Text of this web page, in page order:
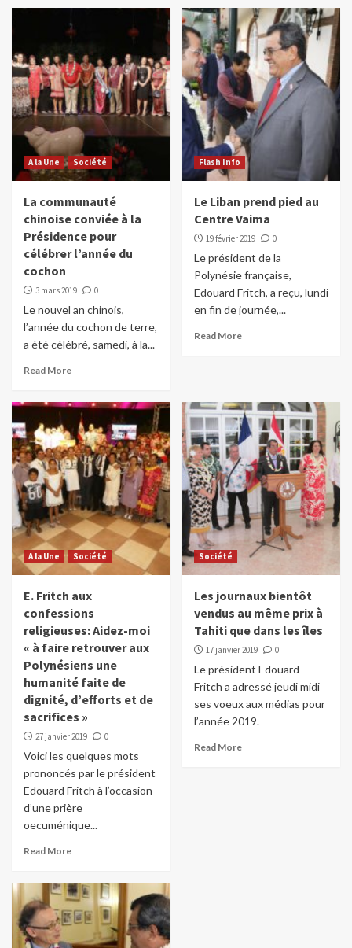
A la Une Société
La communauté
chinoise conviée à la
Présidence pour
célébrer l’année du
cochon
3 mars 2019 0
Le nouvel an chinois,
l’année du cochon de terre,
a été célébré, samedi, à la...
Read More
Flash Info
Le Liban prend pied au
Centre Vaima
19 février 2019 0
Le président de la
Polynésie française,
Edouard Fritch, a reçu, lundi
en fin de journée,...
Read More
A la Une Société
E. Fritch aux
confessions
religieuses: Aidez-moi
« à faire retrouver aux
Polynésiens une
humanité faite de
dignité, d’efforts et de
sacrifices »
27 janvier 2019 0
Voici les quelques mots
prononcés par le président
Edouard Fritch à l’occasion
d’une prière
oecuménique...
Read More
Société
Les journaux bientôt
vendus au même prix à
Tahiti que dans les îles
17 janvier 2019 0
Le président Edouard
Fritch a adressé jeudi midi
ses voeux aux médias pour
l’année 2019.
Read More